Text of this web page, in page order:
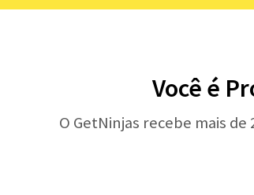
Você é
O GetNinjas recebe mais